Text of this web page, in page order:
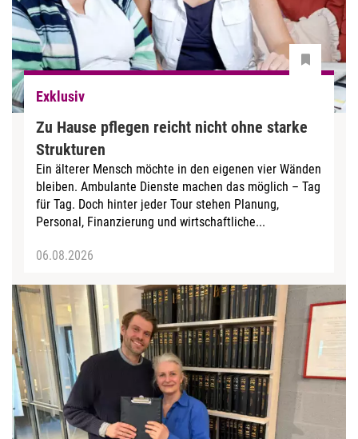
Exklusiv
Zu Hause pflegen reicht nicht ohne starke
Strukturen
Ein älterer Mensch möchte in den eigenen vier Wänden
bleiben. Ambulante Dienste machen das möglich – Tag
für Tag. Doch hinter jeder Tour stehen Planung,
Personal, Finanzierung und wirtschaftliche...
06.08.2026